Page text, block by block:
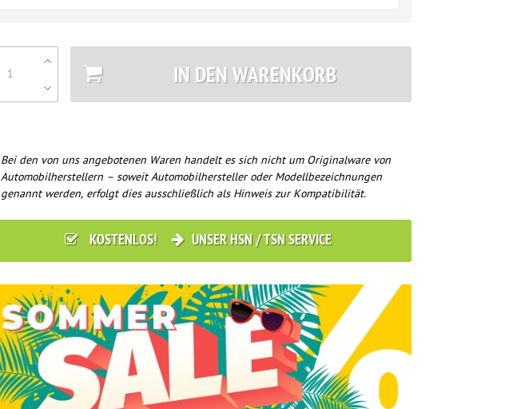
IN DEN WARENKORB
Bei den von uns angebotenen Waren handelt es sich nicht um Originalware von
Automobilherstellern – soweit Automobilhersteller oder Modellbezeichnungen
genannt werden, erfolgt dies ausschließlich als Hinweis zur Kompatibilität.
KOSTENLOS! UNSER HSN / TSN SERVICE